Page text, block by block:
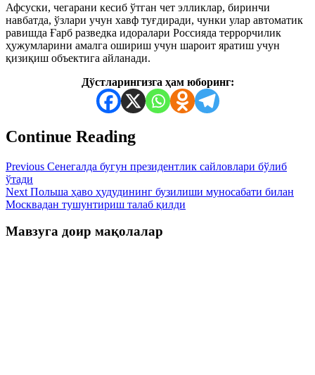
Афсуски, чегарани кесиб ўтган чет элликлар, биринчи
навбатда, ўзлари учун хавф туғдиради, чунки улар автоматик
равишда Ғарб разведка идоралари Россияда террорчилик
ҳужумларини амалга ошириш учун шароит яратиш учун
қизиқиш объектига айланади.
Дўстларингизга ҳам юборинг:
Continue Reading
Previous Сенегалда бугун президентлик сайловлари бўлиб
ўтади
Next Польша ҳаво ҳудудининг бузилиши муносабати билан
Москвадан тушунтириш талаб қилди
Мавзуга доир мақолалар